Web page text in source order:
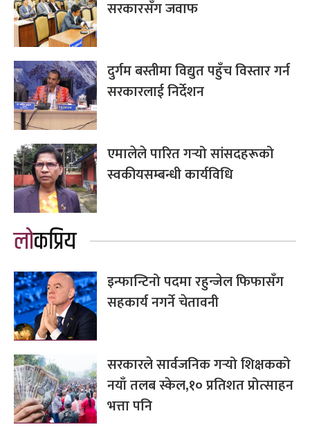
सरकारसँग जवाफ
दुर्गम बस्तीमा विद्युत पहुँच विस्तार गर्न
सरकारलाई निर्देशन
एमालेले पारित गर्‍यो सांसदहरूको
स्वकीयसम्बन्धी कार्यविधि
लोकप्रिय
इन्फान्टिनो पदमा रहुन्जेल फिफासँग
सहकार्य नगर्ने चेतावनी
सरकारले सार्वजनिक गर्‍यो शिक्षकको
नयाँ तलब स्केल,१० प्रतिशत प्रोत्साहन
भत्ता पनि